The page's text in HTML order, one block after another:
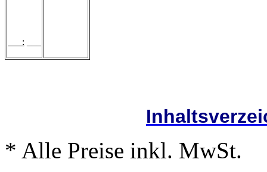
___:
* Alle Preise inkl. MwSt.